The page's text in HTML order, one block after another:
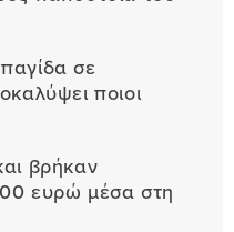
σε
ποιοι
βρήκαν
ευρώ μέσα στη